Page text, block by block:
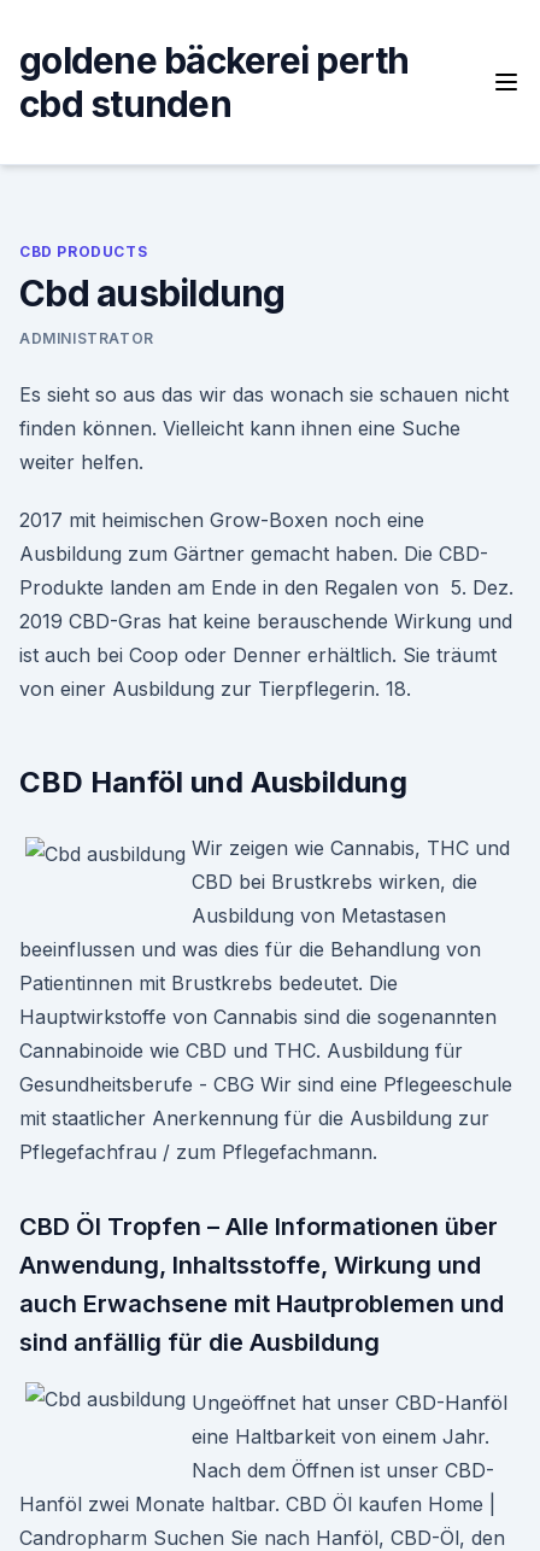
content
goldene bäckerei perth
cbd stunden
CBD PRODUCTS
Cbd ausbildung
ADMINISTRATOR
Es sieht so aus das wir das wonach sie schauen nicht
finden können. Vielleicht kann ihnen eine Suche
weiter helfen.
2017 mit heimischen Grow-Boxen noch eine
Ausbildung zum Gärtner gemacht haben. Die CBD-
Produkte landen am Ende in den Regalen von 5. Dez.
2019 CBD-Gras hat keine berauschende Wirkung und
ist auch bei Coop oder Denner erhältlich. Sie träumt
von einer Ausbildung zur Tierpflegerin. 18.
CBD Hanföl und Ausbildung
Wir zeigen wie Cannabis, THC und
CBD bei Brustkrebs wirken, die
Ausbildung von Metastasen
beeinflussen und was dies für die Behandlung von
Patientinnen mit Brustkrebs bedeutet. Die
Hauptwirkstoffe von Cannabis sind die sogenannten
Cannabinoide wie CBD und THC. Ausbildung für
Gesundheitsberufe - CBG Wir sind eine Pflegeeschule
mit staatlicher Anerkennung für die Ausbildung zur
Pflegefachfrau / zum Pflegefachmann.
CBD Öl Tropfen – Alle Informationen über
Anwendung, Inhaltsstoffe, Wirkung und
auch Erwachsene mit Hautproblemen und
sind anfällig für die Ausbildung
Ungeöffnet hat unser CBD-Hanföl
eine Haltbarkeit von einem Jahr.
Nach dem Öffnen ist unser CBD-
Hanföl zwei Monate haltbar. CBD Öl kaufen Home |
Candropharm Suchen Sie nach Hanföl, CBD-Öl, den